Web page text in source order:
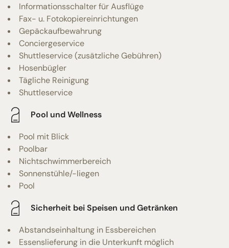
Informationsschalter für Ausflüge
Fax- u. Fotokopiereinrichtungen
Gepäckaufbewahrung
Conciergeservice
Shuttleservice (zusätzliche Gebühren)
Hosenbügler
Tägliche Reinigung
Shuttleservice
Pool und Wellness
Pool mit Blick
Poolbar
Nichtschwimmerbereich
Sonnenstühle/-liegen
Pool
Sicherheit bei Speisen und Getränken
Abstandseinhaltung in Essbereichen
Essenslieferung in die Unterkunft möglich